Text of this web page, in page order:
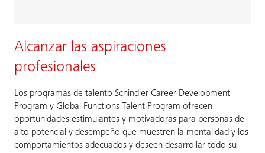
Alcanzar las aspiraciones
profesionales
Los programas de talento Schindler Career Development
Program y Global Functions Talent Program ofrecen
oportunidades estimulantes y motivadoras para personas de
alto potencial y desempeño que muestren la mentalidad y los
comportamientos adecuados y deseen desarrollar todo su